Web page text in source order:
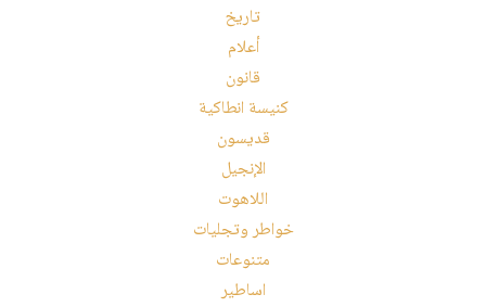
تاريخ
أعلام
قانون
كنيسة انطاكية
قديسون
الإنجيل
اللاهوت
خواطر وتجليات
متنوعات
اساطير